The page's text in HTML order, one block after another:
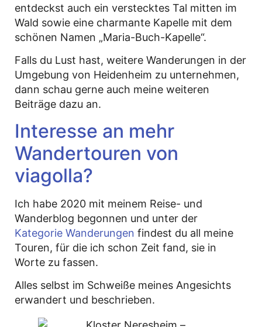
entdeckst auch ein verstecktes Tal mitten im
Wald sowie eine charmante Kapelle mit dem
schönen Namen „Maria-Buch-Kapelle“.
Falls du Lust hast, weitere Wanderungen in der
Umgebung von Heidenheim zu unternehmen,
dann schau gerne auch meine weiteren
Beiträge dazu an.
Interesse an mehr
Wandertouren von
viagolla?
Ich habe 2020 mit meinem Reise- und
Wanderblog begonnen und unter der
Kategorie Wanderungen findest du all meine
Touren, für die ich schon Zeit fand, sie in
Worte zu fassen.
Alles selbst im Schweiße meines Angesichts
erwandert und beschrieben.